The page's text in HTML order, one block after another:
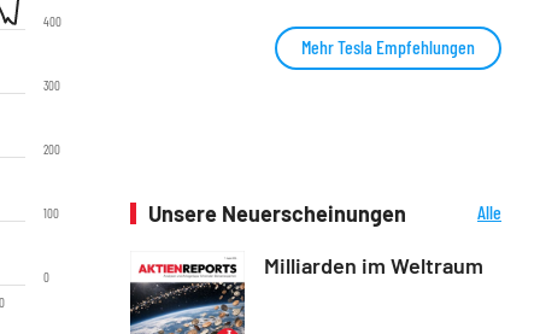
0
100
200
300
400
Mehr Tesla Empfehlungen
Unsere Neuerscheinungen
Alle
Milliarden im Weltraum